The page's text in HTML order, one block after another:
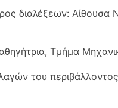
Αίθουσα
Τμήμα
του περιβάλλοντος